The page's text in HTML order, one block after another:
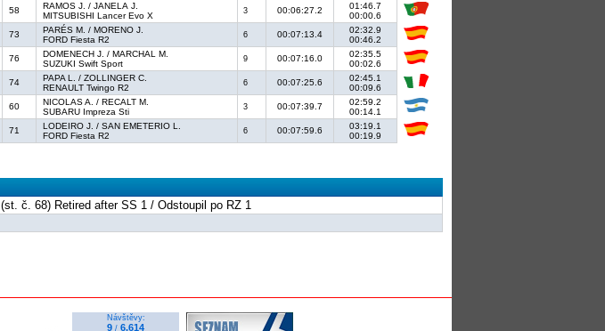
58
RAMOS J. / JANELA J.
MITSUBISHI Lancer Evo X
3 00:06:27.2
01:46.7
00:00.6
73
PARÉS M. / MORENO J.
FORD Fiesta R2
6 00:07:13.4
02:32.9
00:46.2
76
DOMENECH J. / MARCHAL M.
SUZUKI Swift Sport
9 00:07:16.0
02:35.5
00:02.6
74
PAPA L. / ZOLLINGER C.
RENAULT Twingo R2
6 00:07:25.6
02:45.1
00:09.6
60
NICOLAS A. / RECALT M.
SUBARU Impreza Sti
3 00:07:39.7
02:59.2
00:14.1
71
LODEIRO J. / SAN EMETERIO L.
FORD Fiesta R2
6 00:07:59.6
03:19.1
00:19.9
(st. č. 68) Retired after SS 1 / Odstoupil po RZ 1
Návštěvy:
9 /6.614